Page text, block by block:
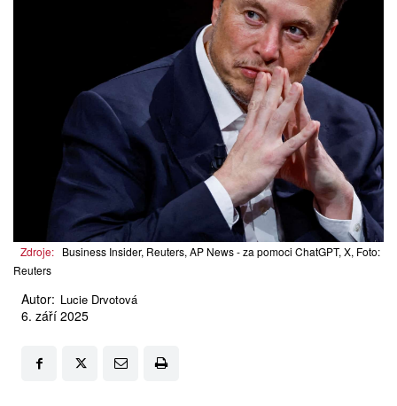
Zdroje: Business Insider, Reuters, AP News - za pomoci ChatGPT, X, Foto:
Reuters
Autor: Lucie Drvotová
6. září 2025